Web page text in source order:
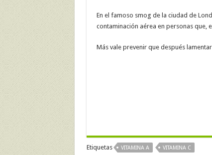
En el famoso smog de la ciudad de
contaminación aérea en personas que,
Más vale prevenir que después
Etiquetas VITAMINA A VITAMINA C